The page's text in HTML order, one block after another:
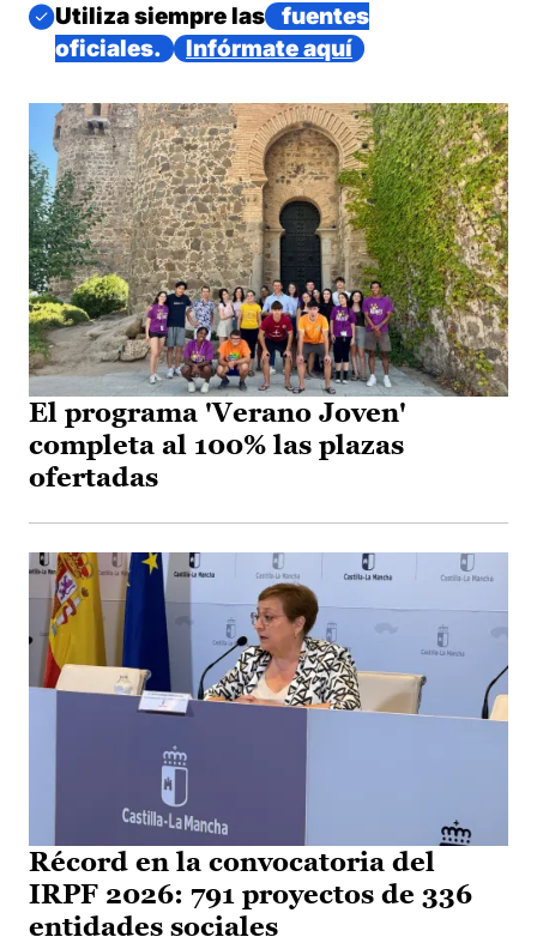
Imagen
Utiliza siempre las
fuentes
oficiales.
Infórmate aquí
El programa 'Verano Joven'
completa al 100% las plazas
ofertadas
Récord en la convocatoria del
IRPF 2026: 791 proyectos de 336
entidades sociales